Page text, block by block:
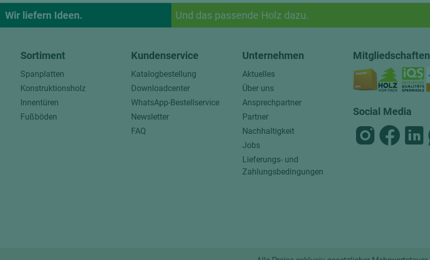
Wir liefern Ideen. Und das passende Holz dazu.
Sortiment
Spanplatten
Konstruktionsholz
Innentüren
Fußböden
Kundenservice
Katalogbestellung
Downloadcenter
WhatsApp-Bestellservice
Newsletter
FAQ
Unternehmen
Aktuelles
Über uns
Ansprechpartner
Partner
Nachhaltigkeit
Jobs
Lieferungs- und
Zahlungsbedingungen
Mitgliedschaften
Social Media